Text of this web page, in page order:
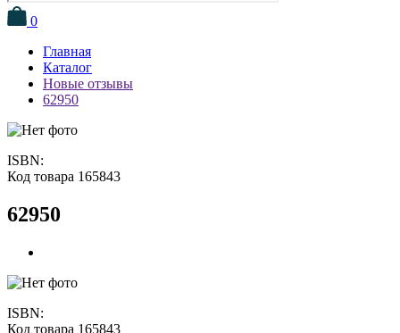
0
Главная
Каталог
Новые отзывы
62950
ISBN:
Код товара 165843
62950
ISBN:
Код товара 165843